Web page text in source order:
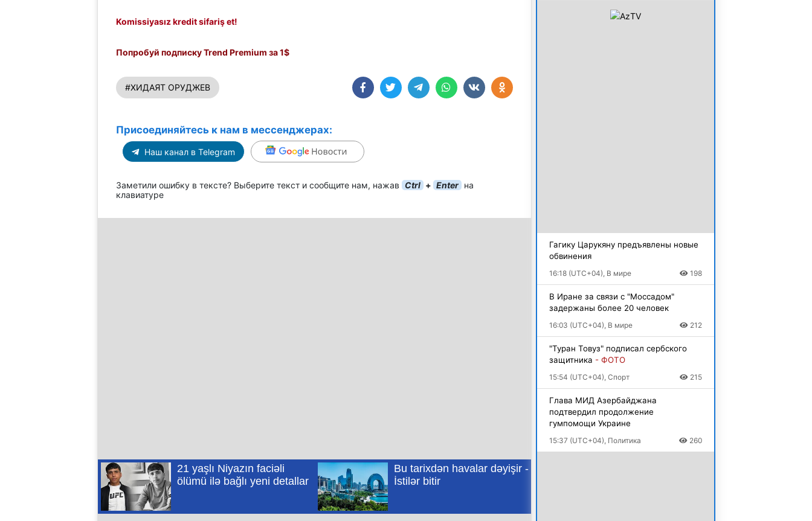
Komissiyasız kredit sifariş et!
Попробуй подписку Trend Premium за 1$
#ХИДАЯТ ОРУДЖЕВ
Присоединяйтесь к нам в мессенджерах:
Наш канал в Telegram
Заметили ошибку в тексте? Выберите текст и сообщите нам, нажав Ctrl + Enter на
клавиатуре
Гагику Царукяну предъявлены новые
обвинения
16:18 (UTC+04), В мире 198
В Иране за связи с "Моссадом"
задержаны более 20 человек
16:03 (UTC+04), В мире 212
"Туран Товуз" подписал сербского
защитника - ФОТО
15:54 (UTC+04), Спорт 215
Глава МИД Азербайджана
подтвердил продолжение
гумпомощи Украине
15:37 (UTC+04), Политика 260